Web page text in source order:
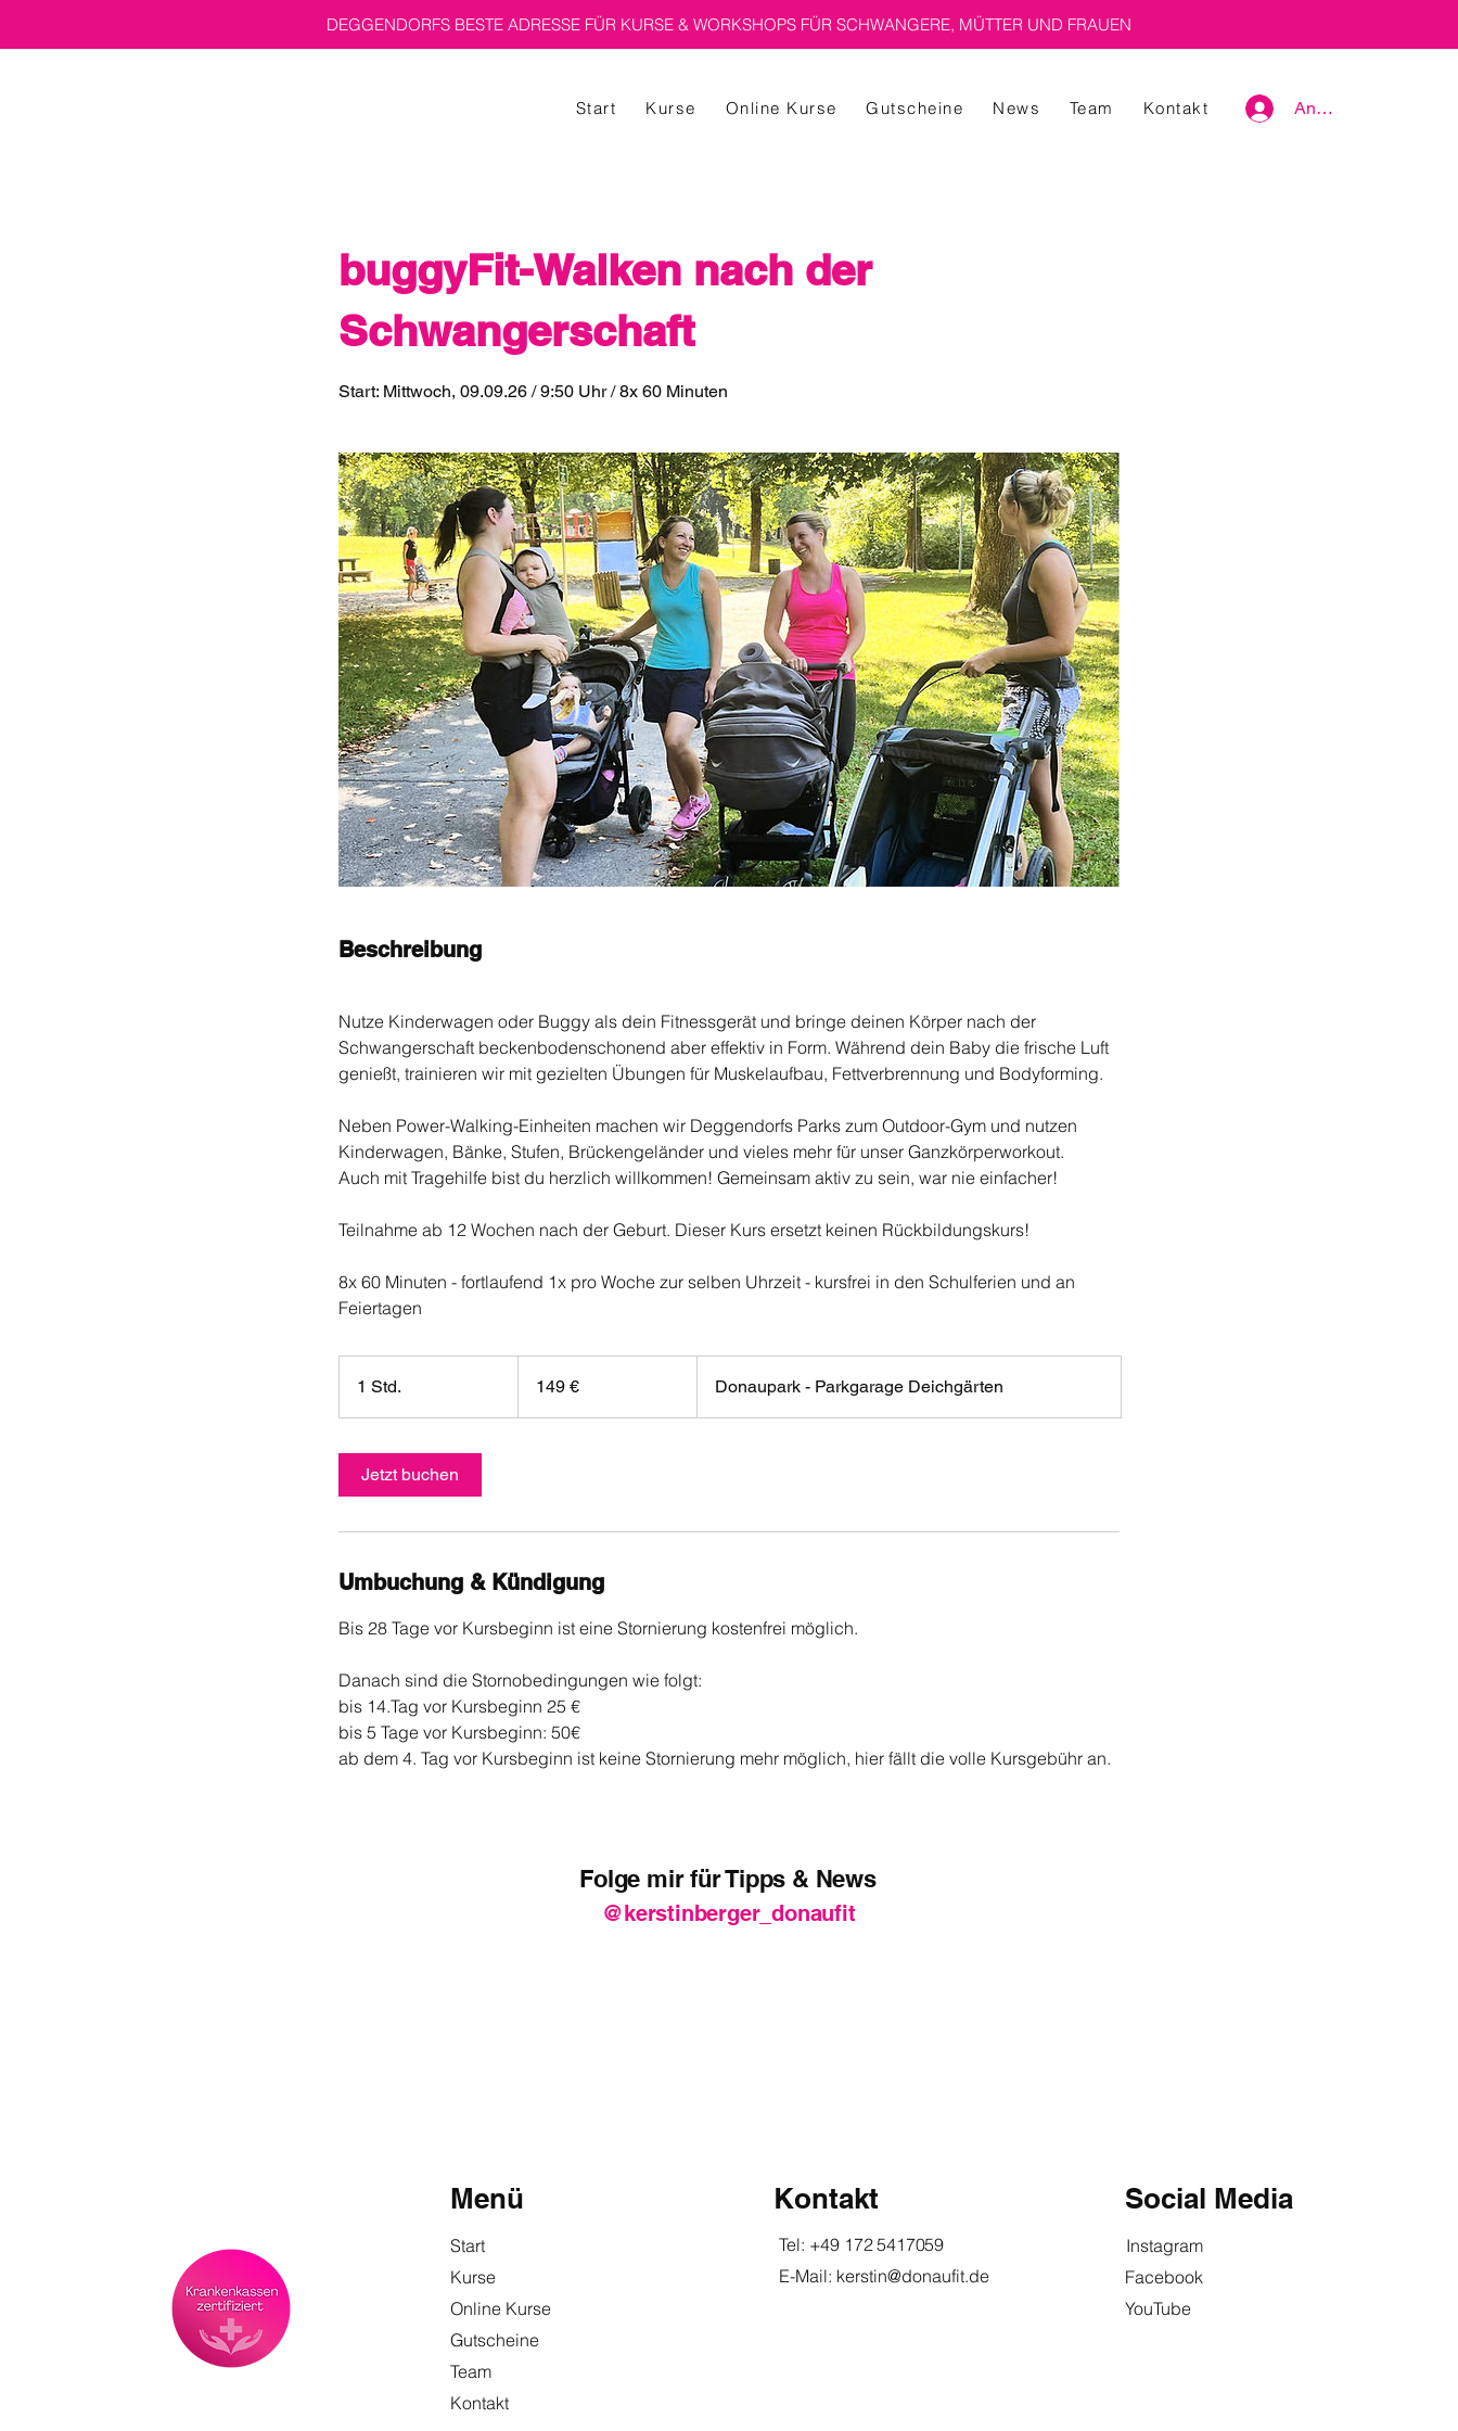
DEGGENDORFS BESTE ADRESSE FÜR KURSE & WORKSHOPS FÜR SCHWANGERE, MÜTTER UND FRAUEN
Start Kurse Online Kurse Gutscheine News Team Kontakt Anmelden
buggyFit-Walken nach der
Schwangerschaft
Start: Mittwoch, 09.09.26 / 9:50 Uhr / 8x 60 Minuten
Beschreibung
Nutze Kinderwagen oder Buggy als dein Fitnessgerät und bringe deinen Körper nach der
Schwangerschaft beckenbodenschonend aber effektiv in Form. Während dein Baby die frische Luft
genießt, trainieren wir mit gezielten Übungen für Muskelaufbau, Fettverbrennung und Bodyforming.
Neben Power-Walking-Einheiten machen wir Deggendorfs Parks zum Outdoor-Gym und nutzen
Kinderwagen, Bänke, Stufen, Brückengeländer und vieles mehr für unser Ganzkörperworkout.
Auch mit Tragehilfe bist du herzlich willkommen! Gemeinsam aktiv zu sein, war nie einfacher!
Teilnahme ab 12 Wochen nach der Geburt. Dieser Kurs ersetzt keinen Rückbildungskurs!
8x 60 Minuten - fortlaufend 1x pro Woche zur selben Uhrzeit - kursfrei in den Schulferien und an
Feiertagen
1 Std.
S
d
149 € Donaupark - Parkgarage Deichgärten
Jetzt buchen
Umbuchung & Kündigung
Bis 28 Tage vor Kursbeginn ist eine Stornierung kostenfrei möglich.
Danach sind die Stornobedingungen wie folgt:
bis 14.Tag vor Kursbeginn 25 €
bis 5 Tage vor Kursbeginn: 50€
ab dem 4. Tag vor Kursbeginn ist keine Stornierung mehr möglich, hier fällt die volle Kursgebühr an.
Folge mir für Tipps & News
@kerstinberger_donaufit
Menü
Start
Kurse
Online Kurse
Gutscheine
Team
Kontakt
Kontakt
Tel: +49 172 5417059
E-Mail: kerstin@donaufit.de
Social Media
Instagram
Facebook
YouTube